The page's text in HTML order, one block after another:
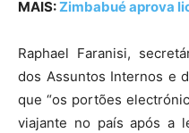
MAIS:Zimbabué aprova
Raphael Faranisi,
dos Assuntos Internos e
que “os portões
viajante no país após a